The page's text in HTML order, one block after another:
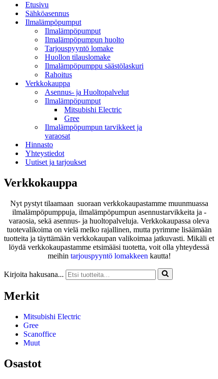
Etusivu
Sähköasennus
Ilmalämpöpumput
Ilmalämpöpumput
Ilmalämpöpumpun huolto
Tarjouspyyntö lomake
Huollon tilauslomake
Ilmalämpöpumppu säästölaskuri
Rahoitus
Verkkokauppa
Asennus- ja Huoltopalvelut
Ilmalämpöpumput
Mitsubishi Electric
Gree
Ilmalämpöpumpun tarvikkeet ja
varaosat
Hinnasto
Yhteystiedot
Uutiset ja tarjoukset
Verkkokauppa
Nyt pystyt tilaamaan suoraan verkkokaupastamme muunmuassa
ilmalämpöpumppuja, ilmalämpöpumpun asennustarvikkeita ja -
varaosia, sekä asennus- ja huoltopalveluja. Verkkokaupassa oleva
tuotevalikoima on vielä melko rajallinen, mutta pyrimme lisäämään
tuotteita ja täyttämään verkkokaupan valikoimaa jatkuvasti. Mikäli et
löydä verkkokaupastamme etsimääsi tuotetta, voit olla yhteydessä
meihin tarjouspyyntö lomakkeen kautta!
Kirjoita hakusana...
Merkit
Mitsubishi Electric
Gree
Scanoffice
Muut
Osastot